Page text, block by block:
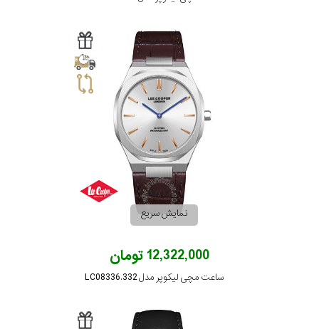
نمایش سریع
12,322,000 تومان
ساعت مچی لیکوپر مدل LC08336.332